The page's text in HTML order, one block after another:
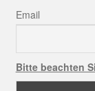
Email
Bitte beachten